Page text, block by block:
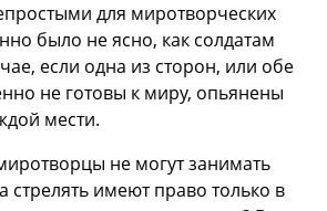
для миротворческих
было не ясно, как солдатам
если одна из сторон, или обе
не готовы к миру, опьянены
мести.
не могут занимать
стрелять имеют право только в